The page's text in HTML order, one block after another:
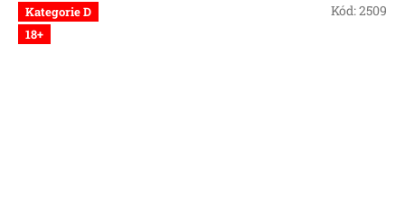
Kategorie D
18+
Kód:2509